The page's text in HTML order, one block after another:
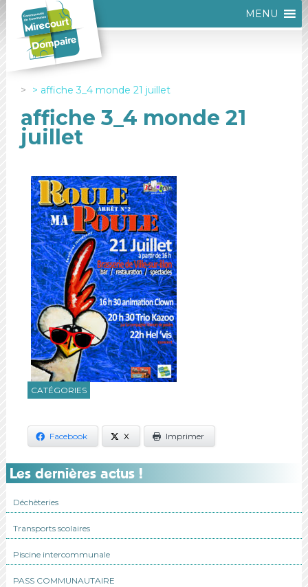
MENU
affiche 3_4 monde 21 juillet
affiche 3_4 monde 21
juillet
CATÉGORIES
Facebook X Imprimer
Les dernières actus !
Déchèteries
Transports scolaires
Piscine intercommunale
PASS COMMUNAUTAIRE